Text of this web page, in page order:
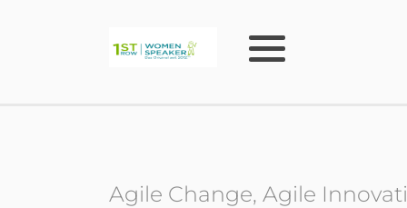
Agile Change, Agile